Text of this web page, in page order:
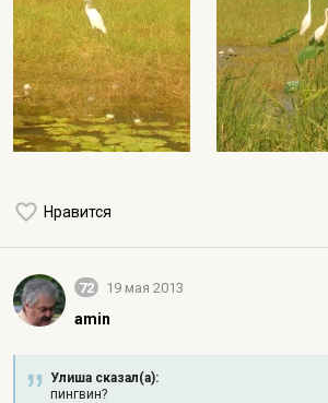
Нравится
72 19 мая 2013
amin
Улиша сказал(а):
пингвин?